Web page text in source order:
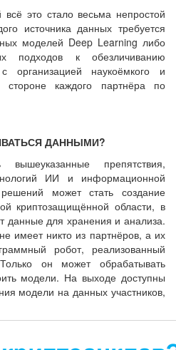
это стало весьма непростой
источника данных требуется
моделей Deep Learning либо
подходов к обезличиванию
наукоёмкого и
стороне каждого партнёра по
ДАННЫМИ?
препятствия,
ИИ и информационной
может стать создание
криптозащищённой области, в
данные для хранения и анализа.
имеет никто из партнёров, а их
робот, реализованный
он может обрабатывать
модели. На выходе доступны
модели на данных участников,